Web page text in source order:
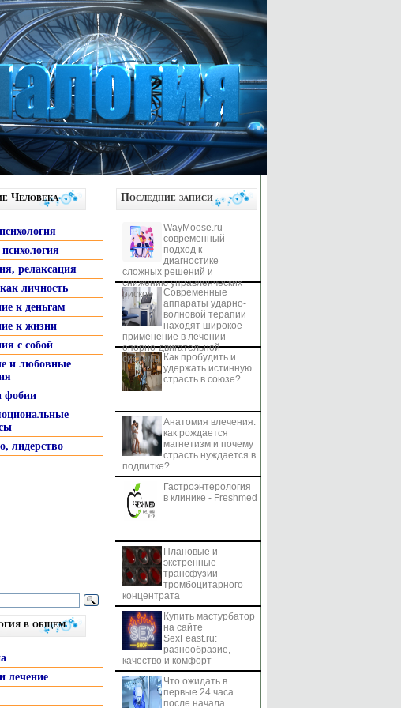
Человека
релаксация
личность
к деньгам
к жизни
с собой
и любовные
фобии
лидерство
в общем
лечение
Последние записи
WayMoose.ru —
современный
подход к
диагностике
сложных решений и
снижению управленческих
рисков
Современные
аппараты ударно-
волновой терапии
находят широкое
применение в лечении
опорно-двигательной
системы Как пробудить и
удержать истинную
страсть в союзе?
Анатомия влечения:
как рождается
магнетизм и почему
страсть нуждается в
подпитке?
Гастроэнтерология
в клинике - Freshmed
Плановые и
экстренные
трансфузии
тромбоцитарного
концентрата
Купить мастурбатор
на сайте
SexFeast.ru:
разнообразие,
качество и комфорт
Что ожидать в
первые 24 часа
после начала